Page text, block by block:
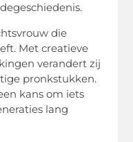
die
Met creatieve
verandert zij
pronkstukken.
kans om iets
lang